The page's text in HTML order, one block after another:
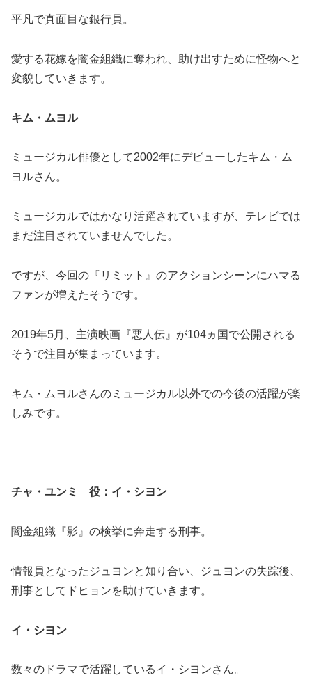
平凡で真面目な銀行員。
愛する花嫁を闇金組織に奪われ、助け出すために怪物へと
変貌していきます。
キム・ムヨル
ミュージカル俳優として2002年にデビューしたキム・ム
ヨルさん。
ミュージカルではかなり活躍されていますが、テレビでは
まだ注目されていませんでした。
ですが、今回の『リミット』のアクションシーンにハマる
ファンが増えたそうです。
2019年5月、主演映画『悪人伝』が104ヵ国で公開される
そうで注目が集まっています。
キム・ムヨルさんのミュージカル以外での今後の活躍が楽
しみです。
チャ・ユンミ 役：イ・シヨン
闇金組織『影』の検挙に奔走する刑事。
情報員となったジュヨンと知り合い、ジュヨンの失踪後、
刑事としてドヒョンを助けていきます。
イ・シヨン
数々のドラマで活躍しているイ・シヨンさん。